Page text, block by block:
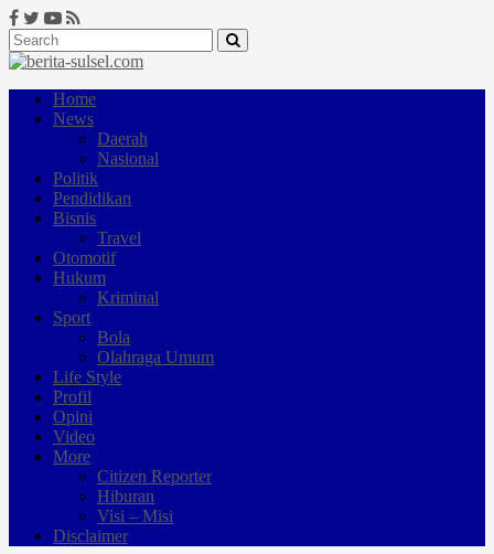
Home
News
Daerah
Nasional
Politik
Pendidikan
Bisnis
Travel
Otomotif
Hukum
Kriminal
Sport
Bola
Olahraga Umum
Life Style
Profil
Opini
Video
More
Citizen Reporter
Hiburan
Visi – Misi
Disclaimer